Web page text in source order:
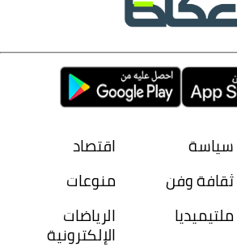
سياسة
اقتصاد
ثقافة وفن
منوعات
ملتيميديا الرياضات
الإلكترونية